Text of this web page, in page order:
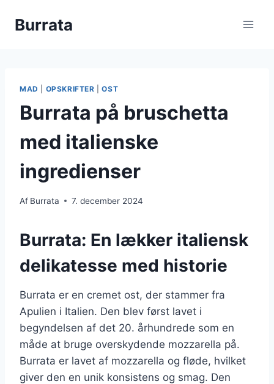
Burrata
MAD OPSKRIFTER |OST
Burrata på bruschetta
med italienske
ingredienser
Af Burrata 7. december 2024
Burrata: En lækker italiensk
delikatesse med historie
Burrata er en cremet ost, der stammer fra
Apulien i Italien. Den blev først lavet i
begyndelsen af det 20. århundrede som en
måde at bruge overskydende mozzarella på.
Burrata er lavet af mozzarella og fløde, hvilket
giver den en unik konsistens og smag. Den